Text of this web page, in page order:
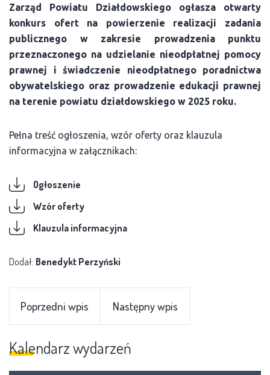
Zarząd Powiatu Działdowskiego ogłasza otwarty
konkurs ofert na powierzenie realizacji zadania
publicznego w zakresie prowadzenia punktu
przeznaczonego na udzielanie nieodpłatnej pomocy
prawnej i świadczenie nieodpłatnego poradnictwa
obywatelskiego oraz prowadzenie edukacji prawnej
na terenie powiatu działdowskiego w 2025 roku.
Pełna treść ogłoszenia, wzór oferty oraz klauzula
informacyjna w załącznikach:
Ogłoszenie
Wzór oferty
Klauzula informacyjna
Dodał: Benedykt Perzyński
Poprzedni wpis Następny wpis
Kalendarz wydarzeń